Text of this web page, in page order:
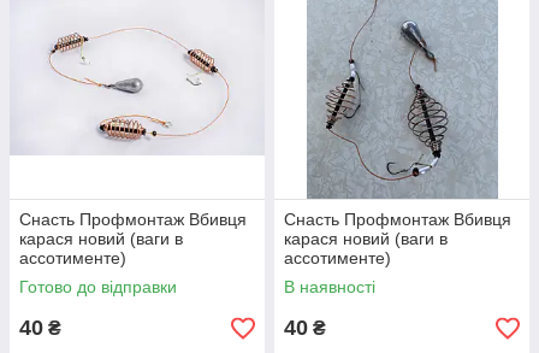
Снасть Профмонтаж Вбивця
карася новий (ваги в
ассотименте)
Готово до відправки
40 ₴
Снасть Профмонтаж Вбивця
карася новий (ваги в
ассотименте)
В наявності
40 ₴